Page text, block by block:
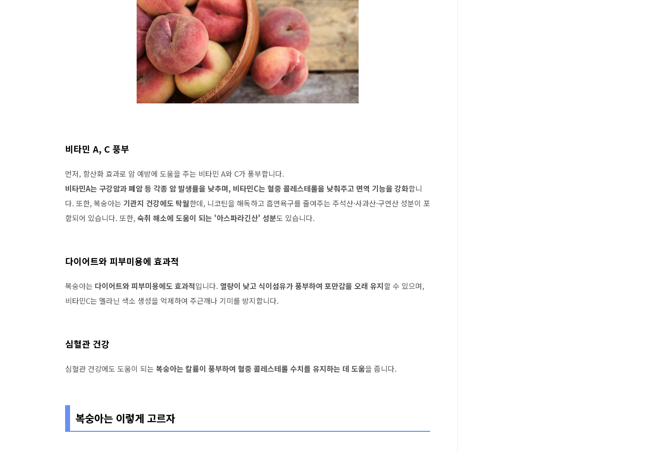
비타민 A, C 풍부
먼저, 항산화 효과로 암 예방에 도움을 주는 비타민 A와 C가 풍부합니다.
비타민A는 구강암과 폐암 등 각종 암 발생률을 낮추며, 비타민C는 혈중 콜레스테롤을 낮춰주고 면역 기능을 강화합니
다. 또한, 복숭아는 기관지 건강에도 탁월한데, 니코틴을 해독하고 흡연욕구를 줄여주는 주석산·사과산·구연산 성분이 포
함되어 있습니다. 또한,숙취 해소에 도움이 되는 '아스파라긴산' 성분도 있습니다.
다이어트와 피부미용에 효과적
복숭아는 다이어트와 피부미용에도 효과적입니다. 열량이 낮고 식이섬유가 풍부하여 포만감을 오래 유지할 수 있으며,
비타민C는 멜라닌 색소 생성을 억제하여 주근깨나 기미를 방지합니다.
심혈관 건강
심혈관 건강에도 도움이 되는 복숭아는 칼륨이 풍부하여 혈중 콜레스테롤 수치를 유지하는 데 도움을 줍니다.
복숭아는 이렇게 고르자